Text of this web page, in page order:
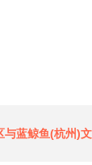
蓝鲸鱼(杭州)